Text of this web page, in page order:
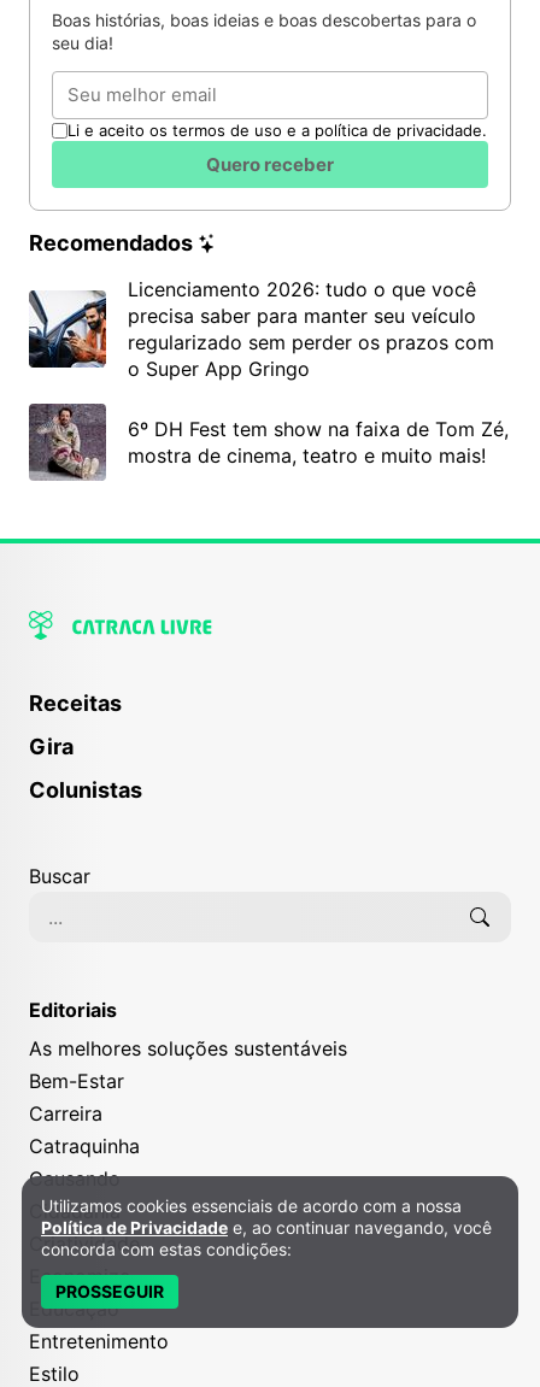
Boas histórias, boas ideias e boas descobertas para o
seu dia!
Email
Li e aceito os termos de uso e a política de privacidade.
Quero receber
Recomendados
Licenciamento 2026: tudo o que você
precisa saber para manter seu veículo
regularizado sem perder os prazos com
o Super App Gringo
6º DH Fest tem show na faixa de Tom Zé,
mostra de cinema, teatro e muito mais!
Receitas
Gira
Colunistas
Buscar
Editoriais
As melhores soluções sustentáveis
Bem-Estar
Carreira
Catraquinha
Causando
Cidadania
Criatividade
Economize
Educação
Entretenimento
Estilo
Política de Privacidade e Cookies
Utilizamos cookies essenciais de acordo com a nossa
Política de Privacidade e, ao continuar navegando, você
concorda com estas condições:
PROSSEGUIR